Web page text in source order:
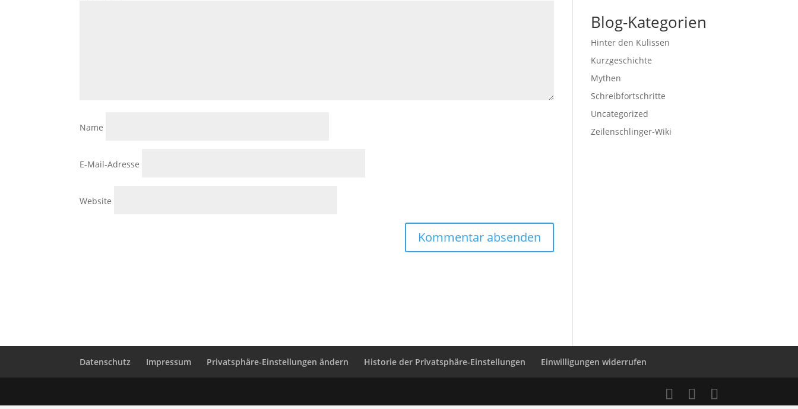
Name
E-Mail-Adresse
Website
Blog-Kategorien
Hinter den Kulissen
Kurzgeschichte
Mythen
Schreibfortschritte
Uncategorized
Zeilenschlinger-Wiki
Datenschutz Impressum Privatsphäre-Einstellungen ändern Historie der Privatsphäre-Einstellungen Einwilligungen widerrufen